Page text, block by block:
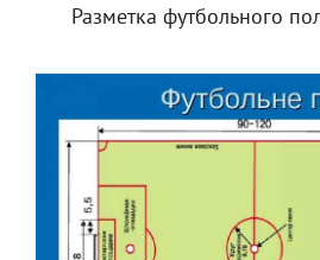
Разметка футбольного